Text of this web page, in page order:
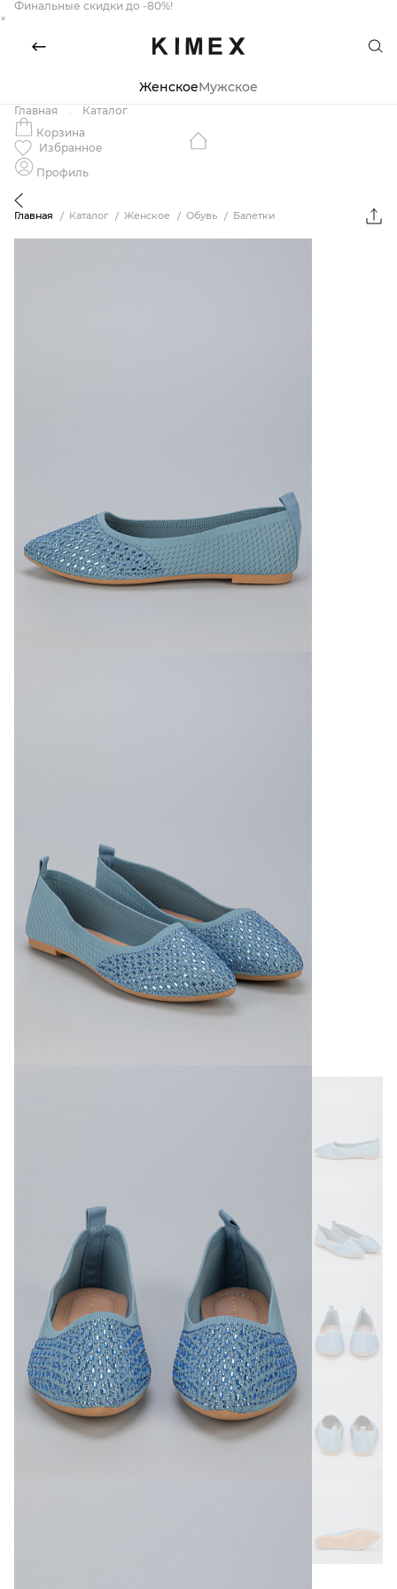
Финальные скидки до -80%!
×
ЖенскоеМужское
Главная
Каталог
Корзина
Избранное
Профиль
Главная Каталог Женское Обувь Балетки